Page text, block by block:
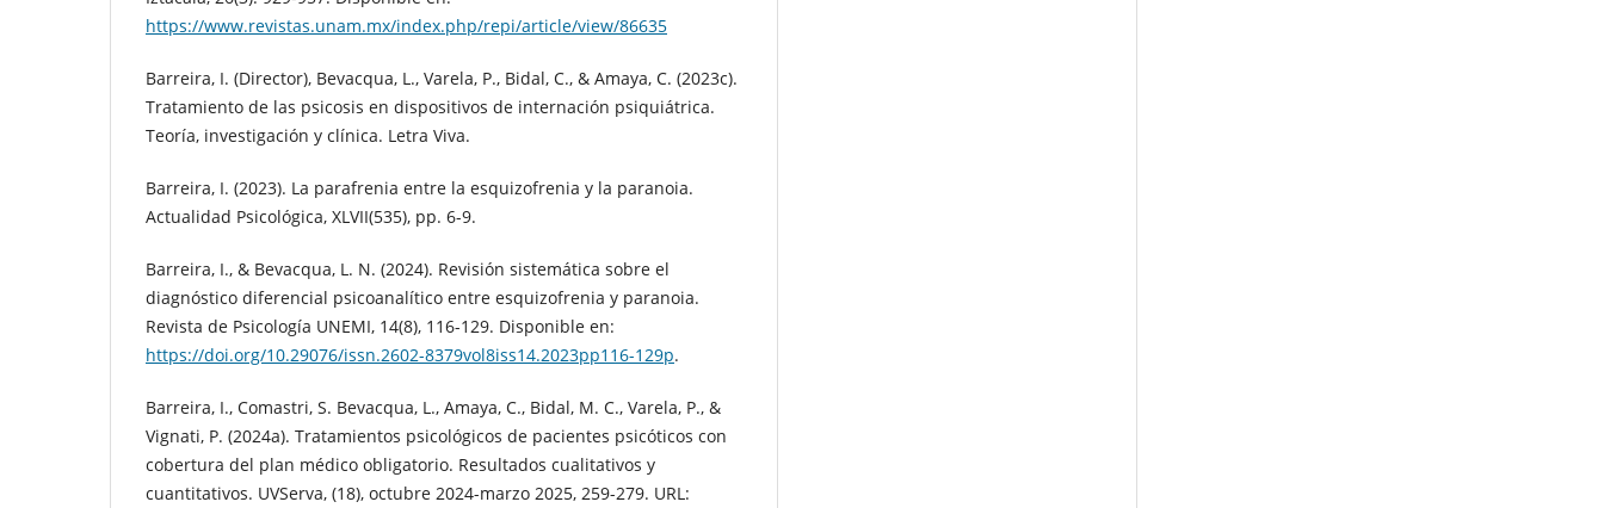
https://www.revistas.unam.mx/index.php/repi/article/view/86635
Barreira, I. (Director), Bevacqua, L., Varela, P., Bidal, C., & Amaya, C. (2023c).
Tratamiento de las psicosis en dispositivos de internación psiquiátrica.
Teoría, investigación y clínica. Letra Viva.
Barreira, I. (2023). La parafrenia entre la esquizofrenia y la paranoia.
Actualidad Psicológica, XLVII(535), pp. 6-9.
Barreira, I., & Bevacqua, L. N. (2024). Revisión sistemática sobre el
diagnóstico diferencial psicoanalítico entre esquizofrenia y paranoia.
Revista de Psicología UNEMI, 14(8), 116-129. Disponible en:
https://doi.org/10.29076/issn.2602-8379vol8iss14.2023pp116-129p.
Barreira, I., Comastri, S. Bevacqua, L., Amaya, C., Bidal, M. C., Varela, P., &
Vignati, P. (2024a). Tratamientos psicológicos de pacientes psicóticos con
cobertura del plan médico obligatorio. Resultados cualitativos y
cuantitativos. UVServa, (18), octubre 2024-marzo 2025, 259-279. URL: